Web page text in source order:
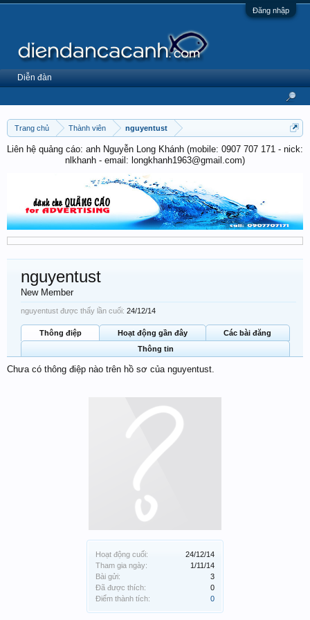
Đăng nhập
Trang chủ Thành viên nguyentust
Liên hệ quảng cáo: anh Nguyễn Long Khánh (mobile: 0907 707 171 - nick:
nlkhanh - email: longkhanh1963@gmail.com)
Hoạt động cuối:
24/12/14
Tham gia ngày:
1/11/14
Bài gửi:
3
Đã được thích:
0
Điểm thành tích:
0
nguyentust
New Member
nguyentust được thấy lần cuối: 24/12/14
Thông điệp Hoạt động gần đây
Các bài đăng
Thông tin
Chưa có thông điệp nào trên hồ sơ của nguyentust.
Diễn đàn